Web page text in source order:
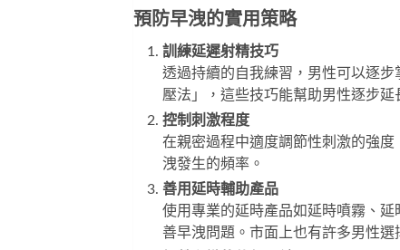
預防早洩的實用策略
訓練延遲射精技巧
透過持續的自我練習，男性可以逐
壓法」，這些技巧能幫助男性逐步延
控制刺激程度
在親密過程中適度調節性刺激的強
洩發生的頻率。
善用延時輔助產品
使用專業的延時產品如延時噴霧、
善早洩問題。市面上也有許多男性選